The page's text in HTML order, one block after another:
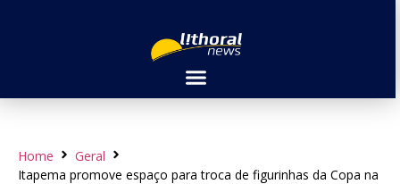
Home
Geral
Itapema promove espaço para troca de figurinhas da Copa na